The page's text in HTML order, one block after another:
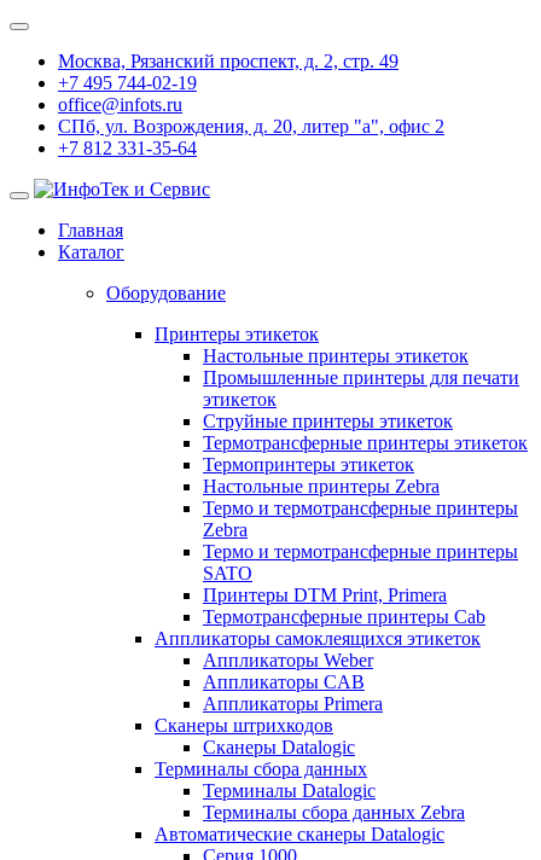
Москва, Рязанский проспект, д. 2, стр. 49
+7 495 744-02-19
office@infots.ru
СПб, ул. Возрождения, д. 20, литер "a", офис 2
+7 812 331-35-64
Главная
Каталог
Оборудование
Принтеры этикеток
Настольные принтеры этикеток
Промышленные принтеры для печати
этикеток
Струйные принтеры этикеток
Термотрансферные принтеры этикеток
Термопринтеры этикеток
Настольные принтеры Zebra
Термо и термотрансферные принтеры
Zebra
Термо и термотрансферные принтеры
SATO
Принтеры DTM Print, Primera
Термотрансферные принтеры Cab
Аппликаторы самоклеящихся этикеток
Аппликаторы Weber
Аппликаторы CAB
Аппликаторы Primera
Сканеры штрихкодов
Сканеры Datalogic
Терминалы сбора данных
Терминалы Datalogic
Терминалы сбора данных Zebra
Автоматические сканеры Datalogic
Серия 1000